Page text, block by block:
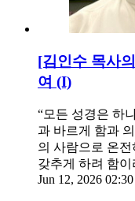
[김인수 목사
여 (I)
“모든 성경은 하
과 바르게 함과
의 사람으로 온
갖추게 하려 함
Jun 12, 2026